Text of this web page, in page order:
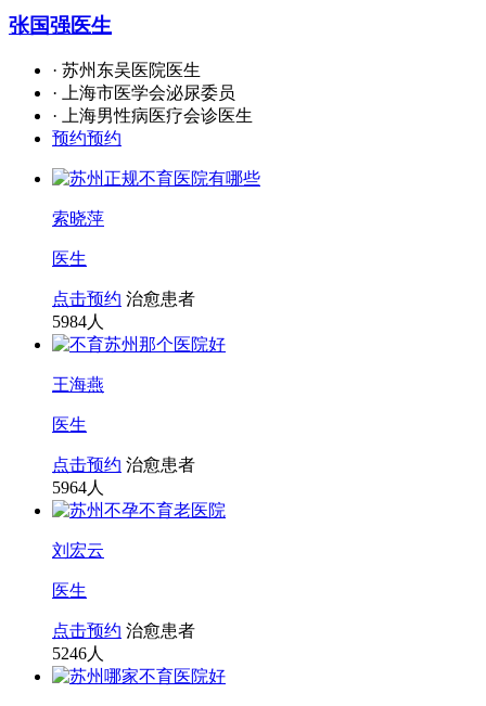
张国强医生
· 苏州东吴医院医生
· 上海市医学会泌尿委员
· 上海男性病医疗会诊医生
预约预约
索晓萍
医生
点击预约 治愈患者
5984人
王海燕
医生
点击预约 治愈患者
5964人
刘宏云
医生
点击预约 治愈患者
5246人